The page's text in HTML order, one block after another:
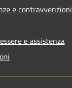
e contravvenzioni
e assistenza